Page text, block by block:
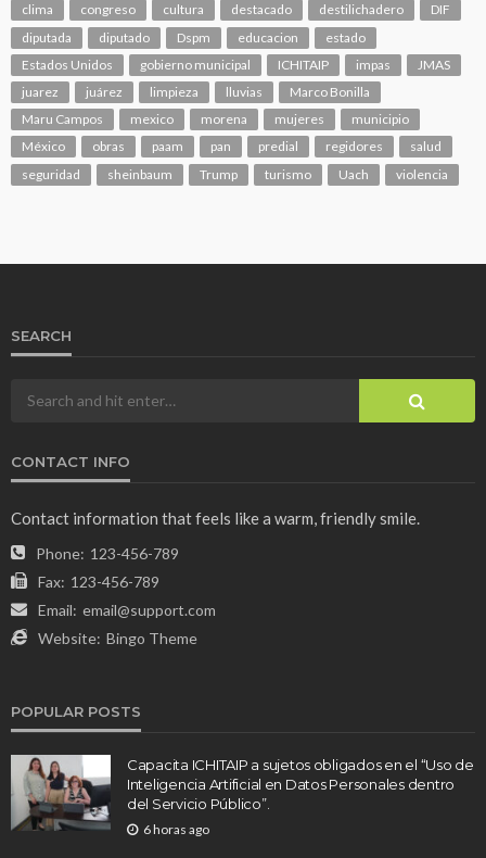
clima
congreso cultura destacado destilichadero
DIF
diputada
diputado Dspm educacion
estado
Estados Unidos
gobierno municipal ICHITAIP impas
JMAS
juarez
juárez limpieza lluvias
Marco Bonilla
Maru Campos
mexico morena mujeres
municipio
México
obras paam pan predial regidores
salud
seguridad
sheinbaum Trump turismo Uach violencia
SEARCH
CONTACT INFO
Contact information that feels like a warm, friendly smile.
Phone: 123-456-789
Fax: 123-456-789
Email: email@support.com
Website: Bingo Theme
POPULAR POSTS
Capacita ICHITAIP a sujetos obligados en el “Uso de
Inteligencia Artificial en Datos Personales dentro
del Servicio Público”.
6 horas ago